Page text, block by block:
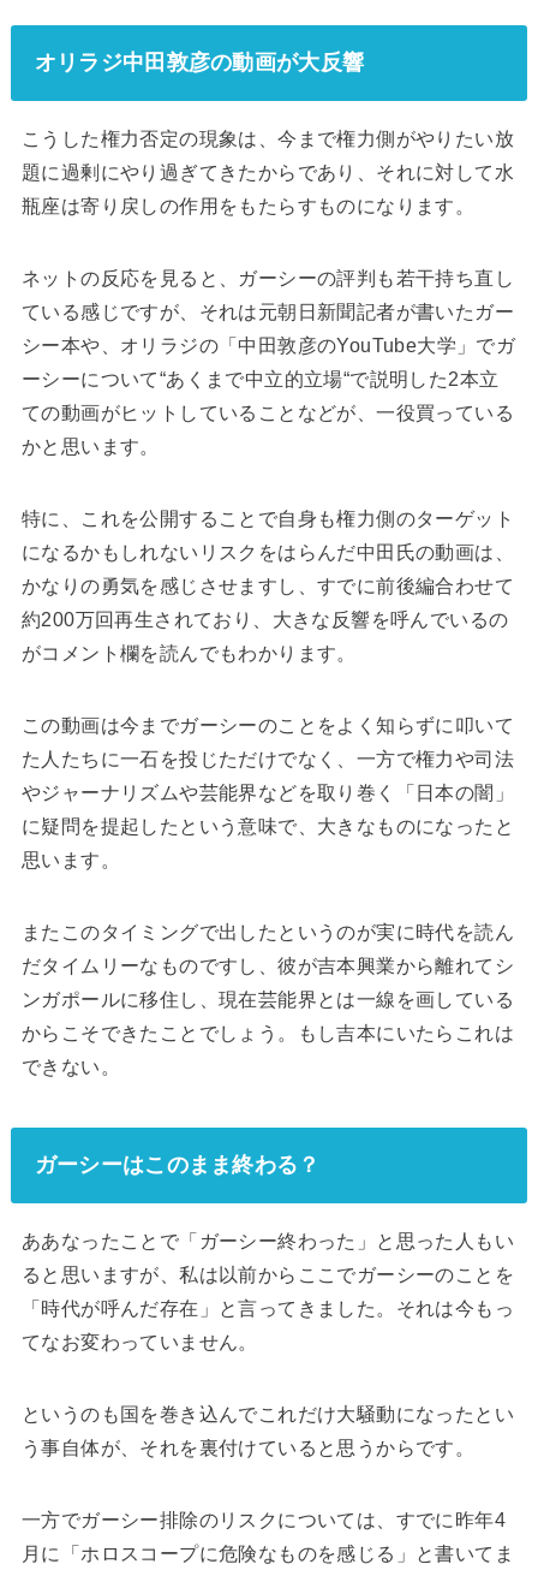
オリラジ中田敦彦の動画が大反響
こうした権力否定の現象は、今まで権力側がやりたい放
題に過剰にやり過ぎてきたからであり、それに対して水
瓶座は寄り戻しの作用をもたらすものになります。
ネットの反応を見ると、ガーシーの評判も若干持ち直し
ている感じですが、それは元朝日新聞記者が書いたガー
シー本や、オリラジの「中田敦彦のYouTube大学」でガ
ーシーについて“あくまで中立的立場“で説明した2本立
ての動画がヒットしていることなどが、一役買っている
かと思います。
特に、これを公開することで自身も権力側のターゲット
になるかもしれないリスクをはらんだ中田氏の動画は、
かなりの勇気を感じさせますし、すでに前後編合わせて
約200万回再生されており、大きな反響を呼んでいるの
がコメント欄を読んでもわかります。
この動画は今までガーシーのことをよく知らずに叩いて
た人たちに一石を投じただけでなく、一方で権力や司法
やジャーナリズムや芸能界などを取り巻く「日本の闇」
に疑問を提起したという意味で、大きなものになったと
思います。
またこのタイミングで出したというのが実に時代を読ん
だタイムリーなものですし、彼が吉本興業から離れてシ
ンガポールに移住し、現在芸能界とは一線を画している
からこそできたことでしょう。もし吉本にいたらこれは
できない。
ガーシーはこのまま終わる？
ああなったことで「ガーシー終わった」と思った人もい
ると思いますが、私は以前からここでガーシーのことを
「時代が呼んだ存在」と言ってきました。それは今もっ
てなお変わっていません。
というのも国を巻き込んでこれだけ大騒動になったとい
う事自体が、それを裏付けていると思うからです。
一方でガーシー排除のリスクについては、すでに昨年4
月に「ホロスコープに危険なものを感じる」と書いてま